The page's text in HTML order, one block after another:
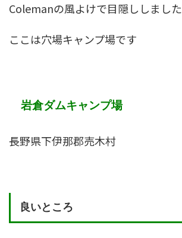
Colemanの風よけで目隠ししました
ここは穴場キャンプ場です
岩倉ダムキャンプ場
長野県下伊那郡売木村
良いところ